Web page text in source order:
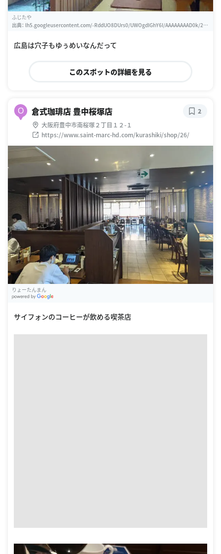
ふじたや
出典： lh5.googleusercontent.com/-RddUO8DUrs0/UWOgdIGhY6I/AAAAAAAAD0k/2iW
広島は穴子もゆぅめいなんだって
このスポットの詳細を見る
O 倉式珈琲店 豊中桜塚店
大阪府豊中市南桜塚２丁目１２-１
https://www.saint-marc-hd.com/kurashiki/shop/26/
2
りょーたんまん
サイフォンのコーヒーが飲める喫茶店